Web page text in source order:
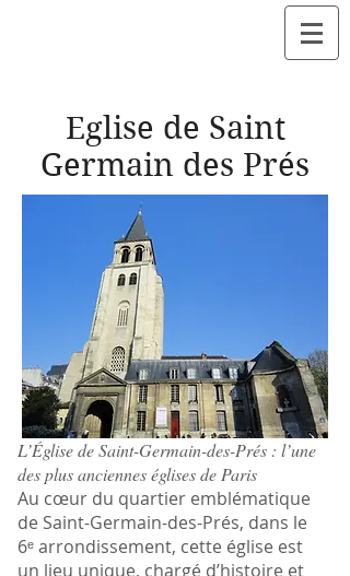
Eglise de Saint
Germain des Prés
L’Église de Saint-Germain-des-Prés : l’une
des plus anciennes églises de Paris
Au cœur du quartier emblématique
de Saint-Germain-des-Prés, dans le
6ᵉ arrondissement, cette église est
un lieu unique, chargé d’histoire et